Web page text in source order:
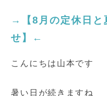
→【8月の定休日と
せ】←
こんにちは山本です
暑い日が続きますね